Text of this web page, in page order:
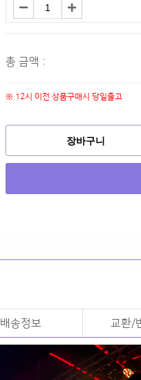
총 금액 :
※ 12시 이전 상품구매시 당일출고
장바구니
배송정보 교환/